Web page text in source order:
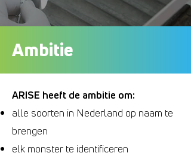
Ambitie
ARISE heeft de ambitie om:
alle soorten in Nederland op naam te
brengen
elk monster te identificeren